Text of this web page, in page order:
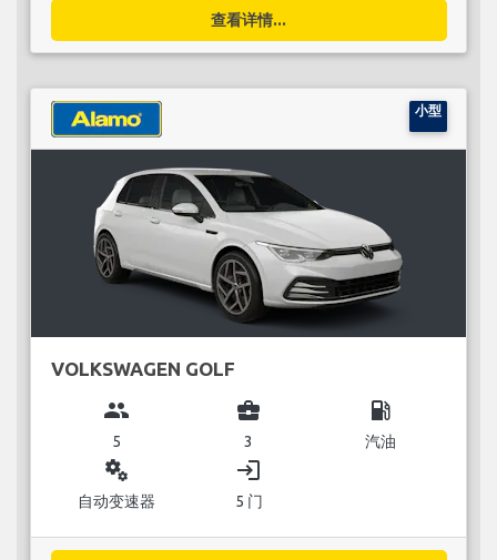
查看详情...
小型
VOLKSWAGEN GOLF
group
5
business_center
3
local_gas_station
汽油
miscellaneous_services
自动变速器
login
5 门